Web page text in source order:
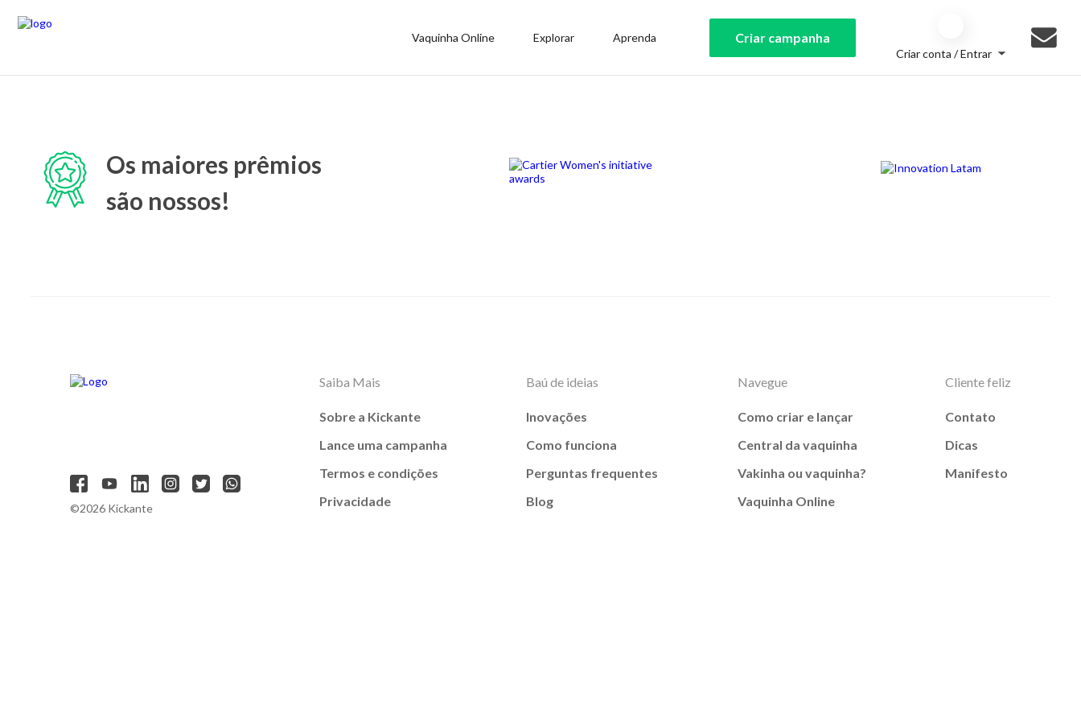
Vaquinha Online Explorar Aprenda Criar campanha
Criar conta / Entrar
Os maiores prêmios
são nossos!
©2026 Kickante
Saiba Mais
Sobre a Kickante
Lance uma campanha
Termos e condições
Privacidade
Baú de ideias
Inovações
Como funciona
Perguntas frequentes
Blog
Navegue
Como criar e lançar
Central da vaquinha
Vakinha ou vaquinha?
Vaquinha Online
Cliente feliz
Contato
Dicas
Manifesto